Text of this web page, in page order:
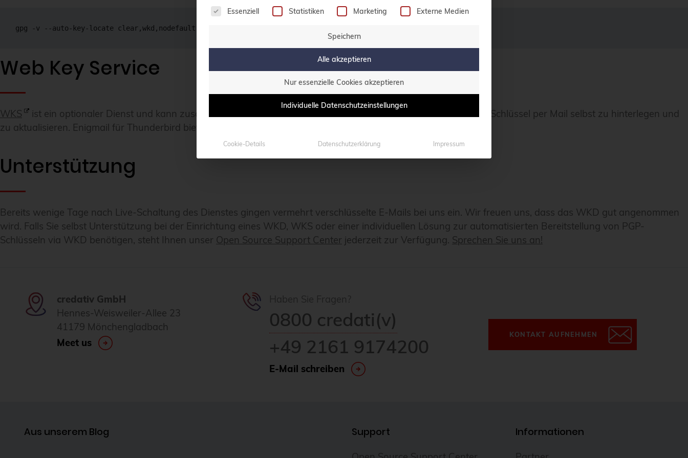
gpg -v --auto-key-locate clear,wkd,nodefault --locate-key vorname.nachname@credativ.de
Web Key Service
WKS
ist ein optionaler Dienst und kann zusätzlich zu WKD eingerichtet werden. Es ermöglicht Anwendern ihre Schlüssel per Mail selbst zu hinterlegen und
zu aktualisieren. Enigmail für Thunderbird bietet beispielsweise einen entsprechend Eintrag im Kontextmenü an.
Unterstützung
Bereits wenige Tage nach Live-Schaltung des Dienstes gingen vermehrt verschlüsselte E-Mails bei uns ein. Wir freuen uns, dass das WKD gut angenommen
wird. Falls Sie selbst Unterstützung bei der Einrichtung eines WKD, WKS oder einer individuellen Lösung zur automatisierten Bereitstellung von PGP-
Schlüsseln via WKD benötigen, steht Ihnen unser Open Source Support Center jederzeit zur Verfügung. Sprechen Sie uns an!
credativ GmbH
Hennes-Weisweiler-Allee 23
41179 Mönchengladbach
Meet us
0800 credati(v)
+49 2161 9174200
E-Mail schreiben
KONTAKT AUFNEHMEN
Aus unserem Blog Support Informationen
Es folgt eine Liste der Service-Gruppen, für die eine Einwilligung erteilt werden kann. Die erste Service-
Essenziell Statistiken Marketing Externe Medien
Speichern
Alle akzeptieren
Nur essenzielle Cookies akzeptieren
Individuelle Datenschutzeinstellungen
Cookie-Details Datenschutzerklärung Impressum